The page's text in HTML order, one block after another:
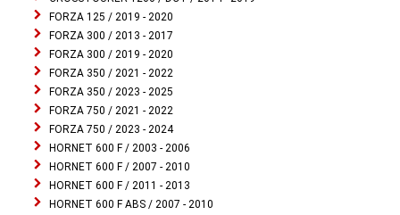
FORZA 125 / 2019 - 2020
FORZA 300 / 2013 - 2017
FORZA 300 / 2019 - 2020
FORZA 350 / 2021 - 2022
FORZA 350 / 2023 - 2025
FORZA 750 / 2021 - 2022
FORZA 750 / 2023 - 2024
HORNET 600 F / 2003 - 2006
HORNET 600 F / 2007 - 2010
HORNET 600 F / 2011 - 2013
HORNET 600 F ABS / 2007 - 2010